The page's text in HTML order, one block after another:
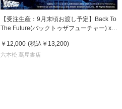
【受注生産：9月末頃お渡し予定】Back To
The Future(バックトゥザフューチャー) x
＆ドク)
￥12,000 (税込 ￥13,200)
六本松 蔦屋書店